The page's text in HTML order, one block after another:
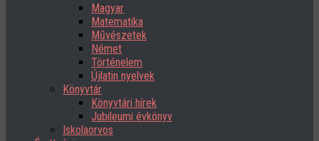
Magyar
Matematika
Művészetek
Német
Történelem
Újlatin nyelvek
Könyvtár
Könyvtári hírek
Jubileumi évkönyv
Iskolaorvos